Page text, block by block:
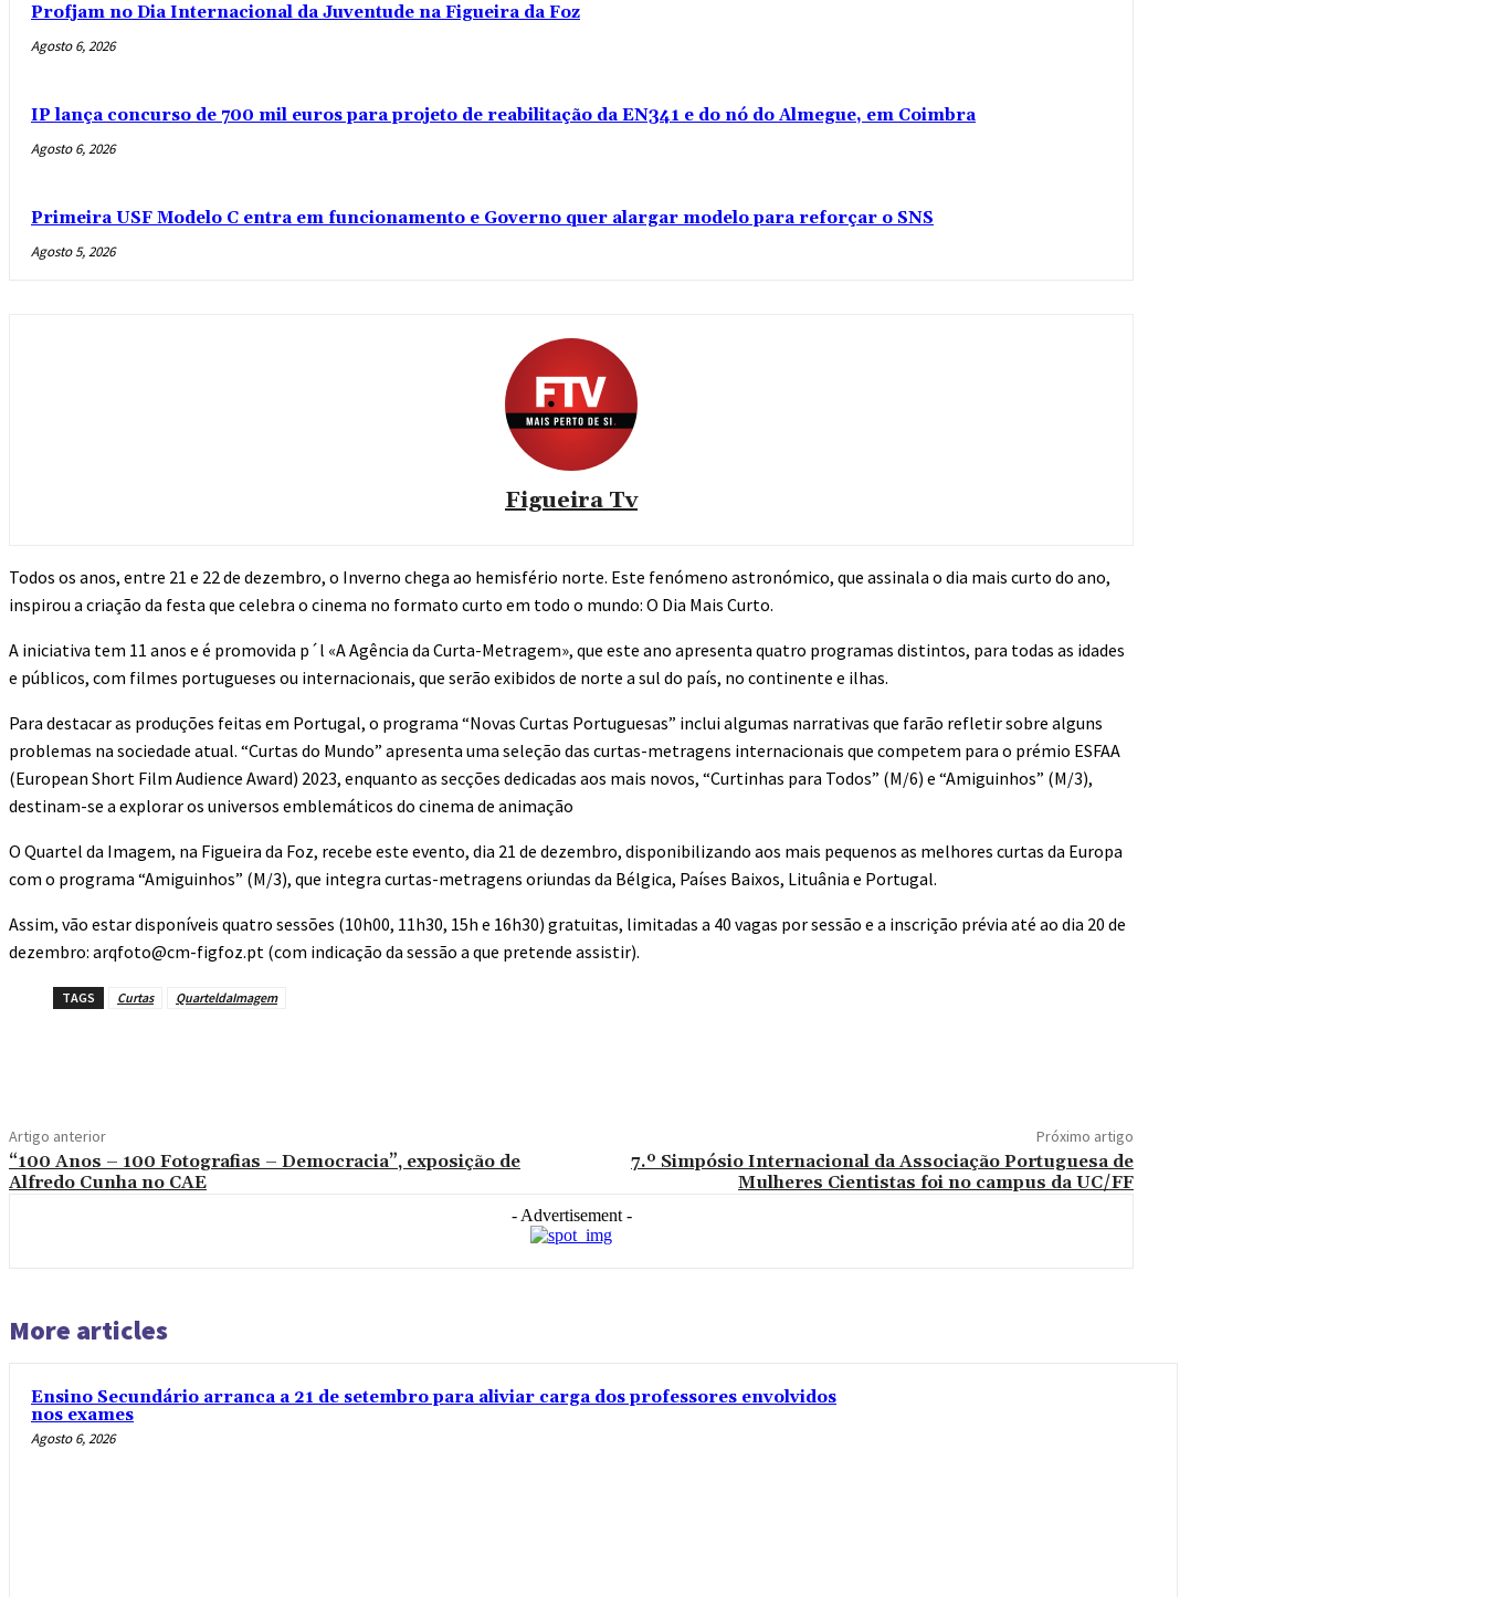
Profjam no Dia Internacional da Juventude na Figueira da Foz
Agosto 6, 2026
IP lança concurso de 700 mil euros para projeto de reabilitação da EN341 e do nó do Almegue, em Coimbra
Agosto 6, 2026
Primeira USF Modelo C entra em funcionamento e Governo quer alargar modelo para reforçar o SNS
Agosto 5, 2026
Figueira Tv
Todos os anos, entre 21 e 22 de dezembro, o Inverno chega ao hemisfério norte. Este fenómeno astronómico, que assinala o dia mais curto do ano,
inspirou a criação da festa que celebra o cinema no formato curto em todo o mundo: O Dia Mais Curto.
A iniciativa tem 11 anos e é promovida p´l «A Agência da Curta-Metragem», que este ano apresenta quatro programas distintos, para todas as idades
e públicos, com filmes portugueses ou internacionais, que serão exibidos de norte a sul do país, no continente e ilhas.
Para destacar as produções feitas em Portugal, o programa “Novas Curtas Portuguesas” inclui algumas narrativas que farão refletir sobre alguns
problemas na sociedade atual. “Curtas do Mundo” apresenta uma seleção das curtas-metragens internacionais que competem para o prémio ESFAA
(European Short Film Audience Award) 2023, enquanto as secções dedicadas aos mais novos, “Curtinhas para Todos” (M/6) e “Amiguinhos” (M/3),
destinam-se a explorar os universos emblemáticos do cinema de animação
O Quartel da Imagem, na Figueira da Foz, recebe este evento, dia 21 de dezembro, disponibilizando aos mais pequenos as melhores curtas da Europa
com o programa “Amiguinhos” (M/3), que integra curtas-metragens oriundas da Bélgica, Países Baixos, Lituânia e Portugal.
Assim, vão estar disponíveis quatro sessões (10h00, 11h30, 15h e 16h30) gratuitas, limitadas a 40 vagas por sessão e a inscrição prévia até ao dia 20 de
dezembro: arqfoto@cm-figfoz.pt (com indicação da sessão a que pretende assistir).
TAGS Curtas QuarteldaImagem
Artigo anterior
“100 Anos – 100 Fotografias – Democracia”, exposição de
Alfredo Cunha no CAE
Próximo artigo
7.º Simpósio Internacional da Associação Portuguesa de
Mulheres Cientistas foi no campus da UC/FF
- Advertisement -
More articles
Ensino Secundário arranca a 21 de setembro para aliviar carga dos professores envolvidos
nos exames
Agosto 6, 2026